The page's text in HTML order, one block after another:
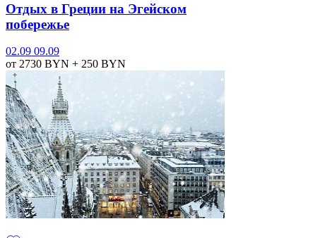
Отдых в Греции на Эгейском
побережье
02.09 09.09
от 2730 BYN + 250 BYN